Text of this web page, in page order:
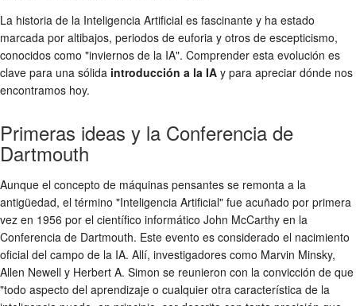
La historia de la Inteligencia Artificial es fascinante y ha estado
marcada por altibajos, periodos de euforia y otros de escepticismo,
conocidos como "inviernos de la IA". Comprender esta evolución es
clave para una sólida introducción a la IA y para apreciar dónde nos
encontramos hoy.
Primeras ideas y la Conferencia de
Dartmouth
Aunque el concepto de máquinas pensantes se remonta a la
antigüedad, el término "Inteligencia Artificial" fue acuñado por primera
vez en 1956 por el científico informático John McCarthy en la
Conferencia de Dartmouth. Este evento es considerado el nacimiento
oficial del campo de la IA. Allí, investigadores como Marvin Minsky,
Allen Newell y Herbert A. Simon se reunieron con la convicción de que
"todo aspecto del aprendizaje o cualquier otra característica de la